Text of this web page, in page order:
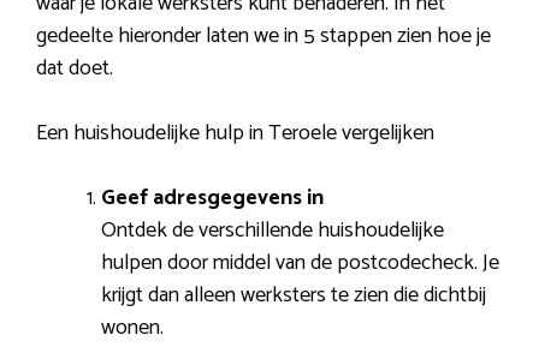
gedeelte hieronder laten we in 5 stappen zien hoe je
dat doet.
Een huishoudelijke hulp in Teroele vergelijken
Geef adresgegevens in
Ontdek de verschillende huishoudelijke
hulpen door middel van de postcodecheck. Je
krijgt dan alleen werksters te zien die dichtbij
wonen.